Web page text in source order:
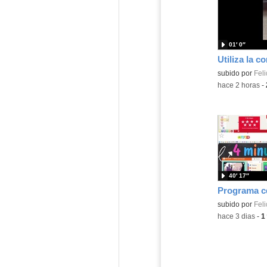
Contenido
subido por
01′ 0″
-hace 2 horas-
Contenido
subido por
40′ 17″
-hace 3 dias- 1